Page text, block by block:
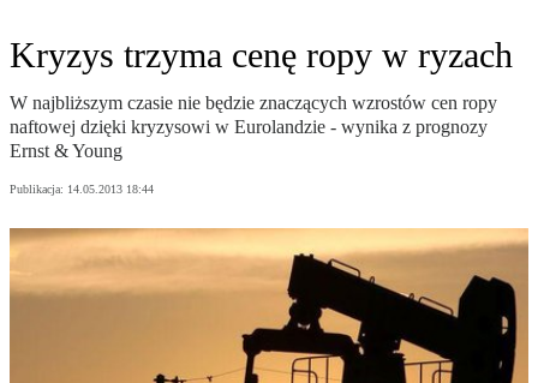
Kryzys trzyma cenę ropy w ryzach
W najbliższym czasie nie będzie znaczących wzrostów cen ropy
naftowej dzięki kryzysowi w Eurolandzie - wynika z prognozy
Ernst & Young
Publikacja: 14.05.2013 18:44